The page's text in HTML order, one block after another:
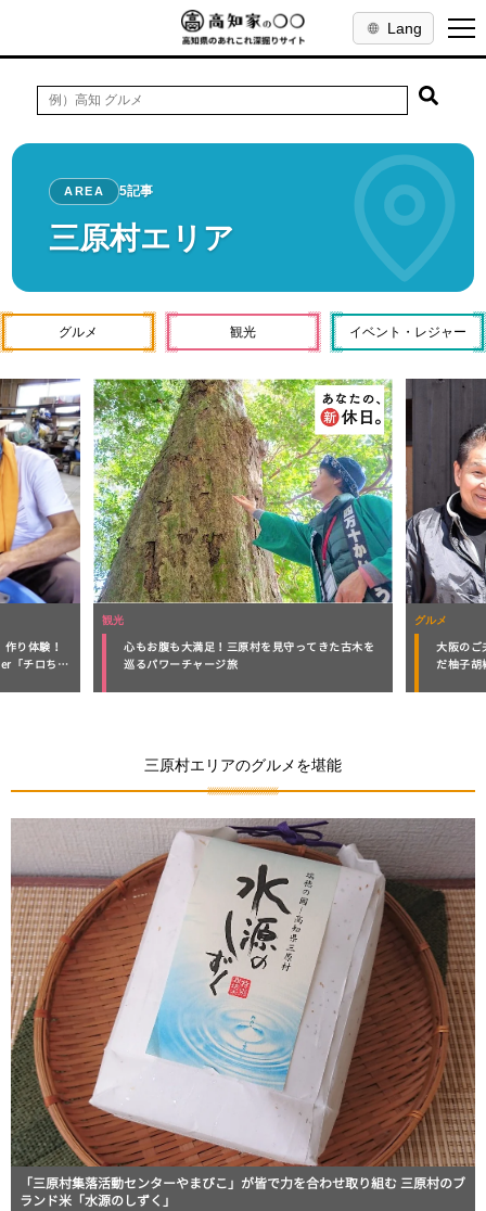
Lang
AREA 5記事
三原村エリア
グルメ 観光 イベント・レジャー
た古木を
グルメ
大阪のご夫婦が作る！高知との素敵な縁がつない
だ柚子胡椒「ゆずからりん」
グルメ
満足度
を味わい
三原村エリアのグルメを堪能
「三原村集落活動センターやまびこ」が皆で力を合わせ取り組む 三原村のブ
ランド米「水源のしずく」